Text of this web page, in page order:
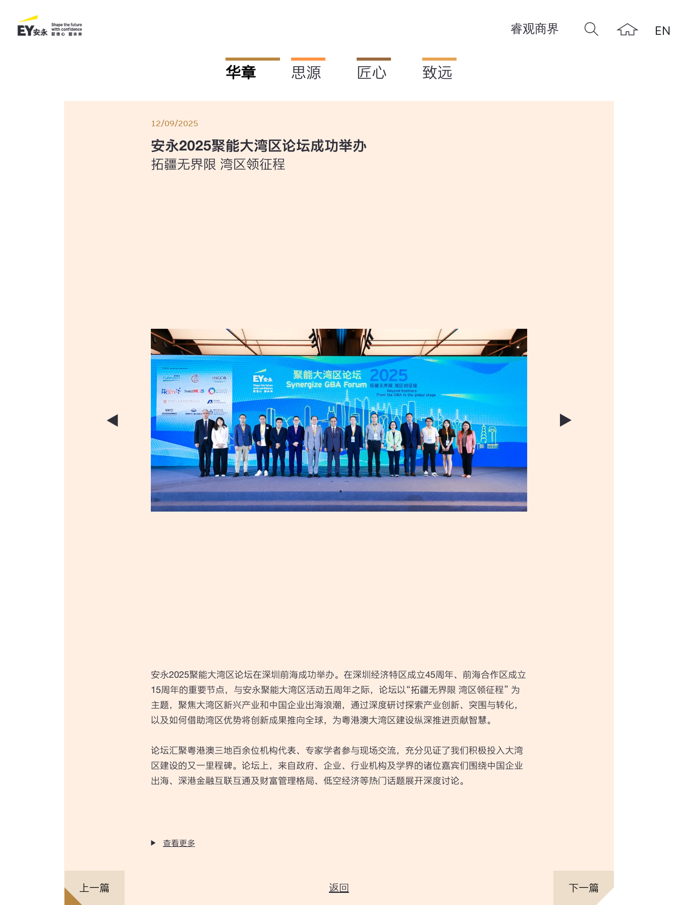
睿观商界 EN
华章 思源 匠心 致远
12/09/2025
安永2025聚能大湾区论坛成功举办
拓疆无界限 湾区领征程
安永2025聚能大湾区论坛在深圳前海成功举办。在深圳经济特区成立45周年、前海合作区成立
15周年的重要节点，与安永聚能大湾区活动五周年之际，论坛以“拓疆无界限 湾区领征程” 为
主题，聚焦大湾区新兴产业和中国企业出海浪潮，通过深度研讨探索产业创新、突围与转化，
以及如何借助湾区优势将创新成果推向全球，为粤港澳大湾区建设纵深推进贡献智慧。
论坛汇聚粤港澳三地百余位机构代表、专家学者参与现场交流，充分见证了我们积极投入大湾
区建设的又一里程碑。论坛上，来自政府、企业、行业机构及学界的诸位嘉宾们围绕中国企业
出海、深港金融互联互通及财富管理格局、低空经济等热门话题展开深度讨论。
查看更多
上一篇 返回 下一篇